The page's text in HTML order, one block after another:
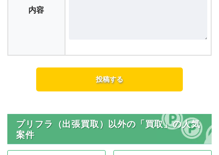
内容
プリフラ（出張買取）以外の「買取」の人気
案件